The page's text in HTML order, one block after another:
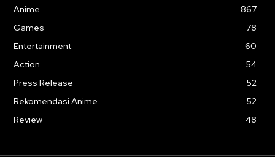
Anime
867
Games
78
Entertainment
60
Action
54
Press Release
52
Rekomendasi Anime
52
Review
48